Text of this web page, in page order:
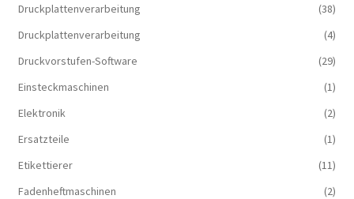
Druckplattenverarbeitung
(38)
Druckplattenverarbeitung
(4)
Druckvorstufen-Software
(29)
Einsteckmaschinen
(1)
Elektronik
(2)
Ersatzteile
(1)
Etikettierer
(11)
Fadenheftmaschinen
(2)